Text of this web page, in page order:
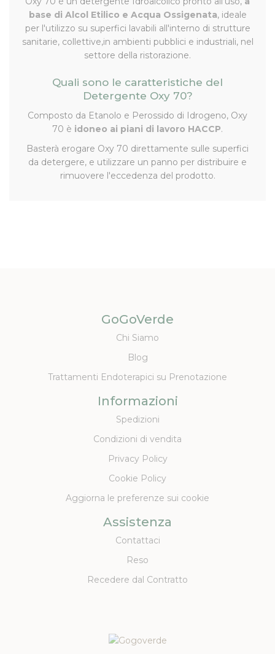
base di Alcol Etilico e Acqua Ossigenata, ideale
per l'utilizzo su superfici lavabili all'interno di strutture
sanitarie, collettive,in ambienti pubblici e industriali, nel
settore della ristorazione.
Quali sono le caratteristiche del
Detergente Oxy 70?
Composto da Etanolo e Perossido di Idrogeno, Oxy
70 è idoneo ai piani di lavoro HACCP.
Basterà erogare Oxy 70 direttamente sulle superfici
da detergere, e utilizzare un panno per distribuire e
rimuovere l'eccedenza del prodotto.
GoGoVerde
Chi Siamo
Blog
Trattamenti Endoterapici su Prenotazione
Informazioni
Spedizioni
Condizioni di vendita
Privacy Policy
Cookie Policy
Aggiorna le preferenze sui cookie
Assistenza
Contattaci
Reso
Recedere dal Contratto